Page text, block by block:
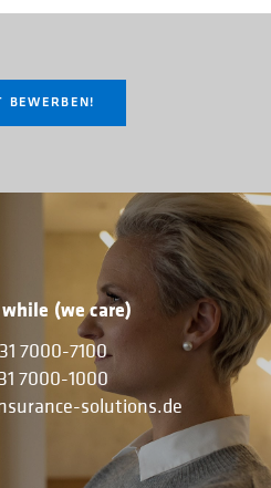
BEWERBEN!
(we care)
7000-7100
7000-1000
solutions.de